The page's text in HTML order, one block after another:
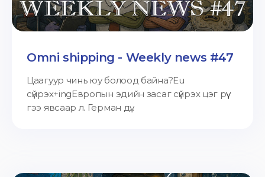
Omni shipping - Weekly news #47
Цаагуур чинь юу болоод байна?Eu
сүйрэх+ingЕвропын эдийн засаг сүйрэх цэг рүү
гээ явсаар л. Герман дү...